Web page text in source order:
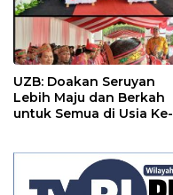
UZB: Doakan Seruyan
Lebih Maju dan Berkah
untuk Semua di Usia Ke-